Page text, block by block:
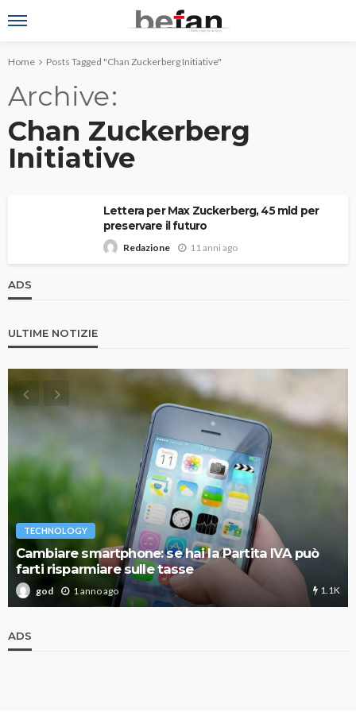
Home Posts Tagged "Chan Zuckerberg Initiative"
Archive
Chan Zuckerberg
Initiative
Lettera per Max Zuckerberg, 45 mld per
preservare il futuro
Redazione 11 anni ago
ADS
ULTIME NOTIZIE
TECHNOLOGY
Cambiare smartphone: se hai la Partita IVA può
farti risparmiare sulle tasse
god 1 anno ago 1.1K
ADS